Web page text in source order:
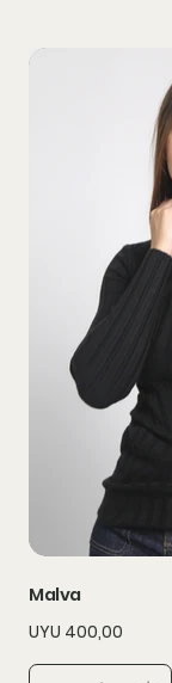
Malva
Precio
UYU 400,00